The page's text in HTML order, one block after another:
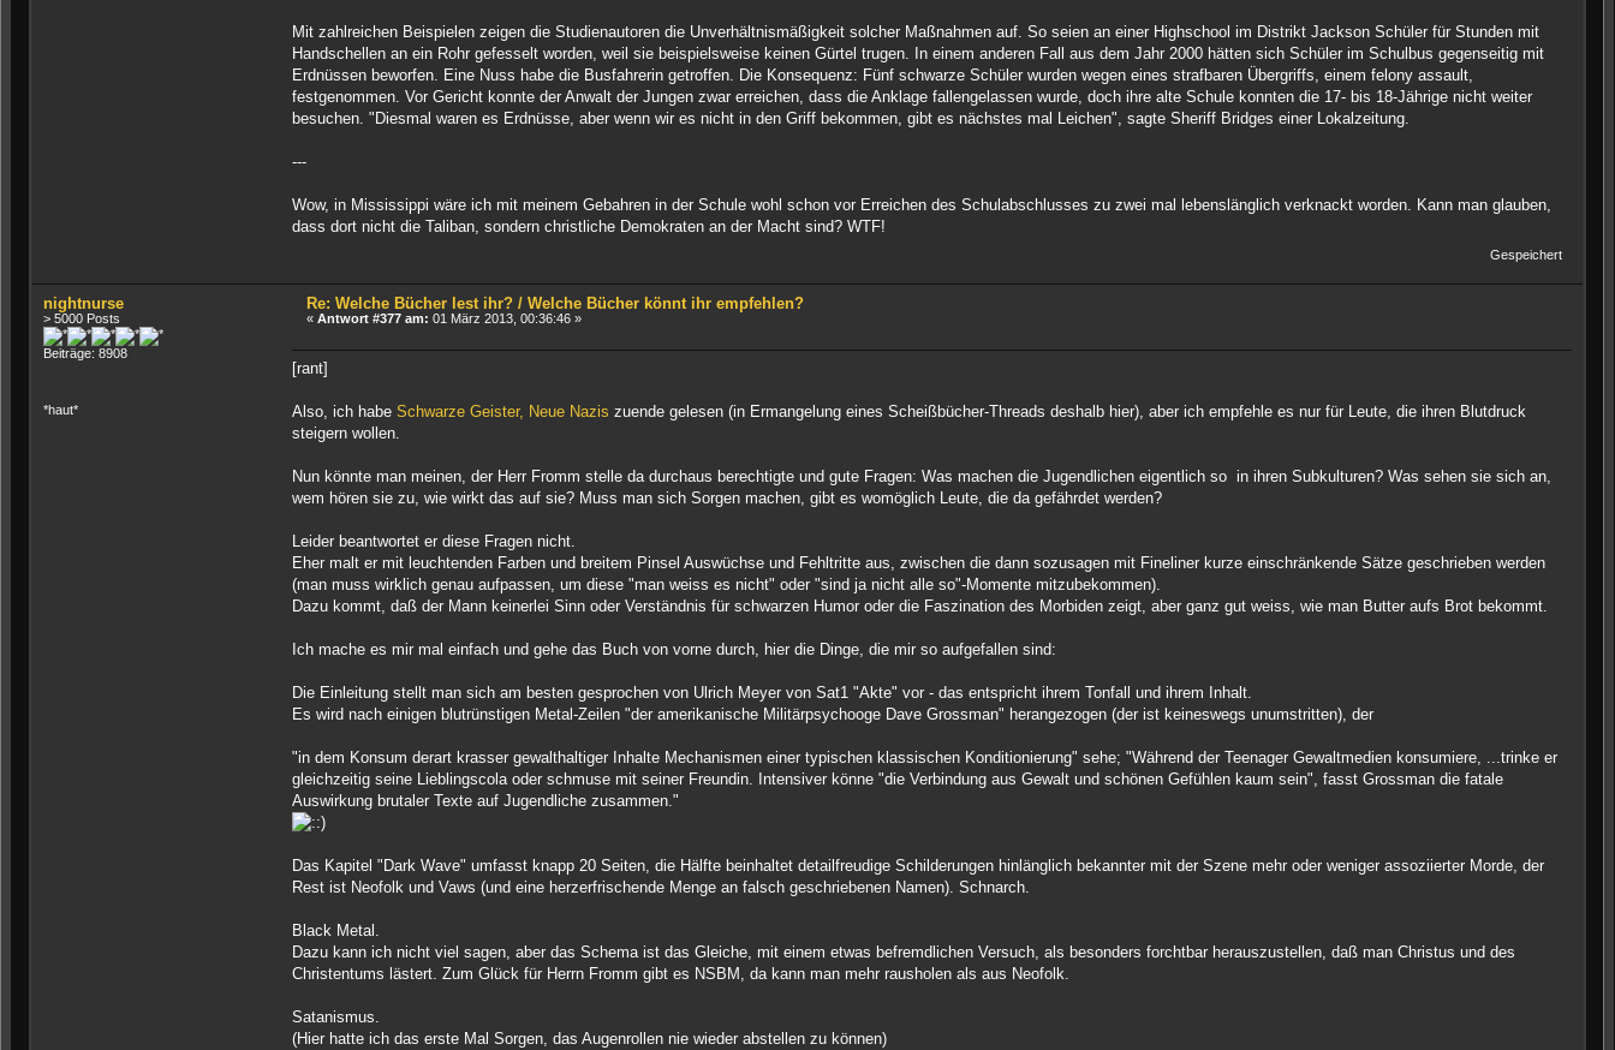
Mit zahlreichen Beispielen zeigen die Studienautoren die Unverhältnismäßigkeit solcher Maßnahmen auf. So seien an einer Highschool im Distrikt Jackson Schüler für Stunden mit
Handschellen an ein Rohr gefesselt worden, weil sie beispielsweise keinen Gürtel trugen. In einem anderen Fall aus dem Jahr 2000 hätten sich Schüler im Schulbus gegenseitig mit
Erdnüssen beworfen. Eine Nuss habe die Busfahrerin getroffen. Die Konsequenz: Fünf schwarze Schüler wurden wegen eines strafbaren Übergriffs, einem felony assault,
festgenommen. Vor Gericht konnte der Anwalt der Jungen zwar erreichen, dass die Anklage fallengelassen wurde, doch ihre alte Schule konnten die 17- bis 18-Jährige nicht weiter
besuchen. "Diesmal waren es Erdnüsse, aber wenn wir es nicht in den Griff bekommen, gibt es nächstes mal Leichen", sagte Sheriff Bridges einer Lokalzeitung.
---
Wow, in Mississippi wäre ich mit meinem Gebahren in der Schule wohl schon vor Erreichen des Schulabschlusses zu zwei mal lebenslänglich verknackt worden. Kann man glauben,
dass dort nicht die Taliban, sondern christliche Demokraten an der Macht sind? WTF!
Gespeichert
nightnurse
> 5000 Posts
Beiträge: 8908
*haut*
Re: Welche Bücher lest ihr? / Welche Bücher könnt ihr empfehlen?
«Antwort #377 am: 01 März 2013, 00:36:46 »
[rant]
Also, ich habe Schwarze Geister, Neue Nazis zuende gelesen (in Ermangelung eines Scheißbücher-Threads deshalb hier), aber ich empfehle es nur für Leute, die ihren Blutdruck
steigern wollen.
Nun könnte man meinen, der Herr Fromm stelle da durchaus berechtigte und gute Fragen: Was machen die Jugendlichen eigentlich so in ihren Subkulturen? Was sehen sie sich an,
wem hören sie zu, wie wirkt das auf sie? Muss man sich Sorgen machen, gibt es womöglich Leute, die da gefährdet werden?
Leider beantwortet er diese Fragen nicht.
Eher malt er mit leuchtenden Farben und breitem Pinsel Auswüchse und Fehltritte aus, zwischen die dann sozusagen mit Fineliner kurze einschränkende Sätze geschrieben werden
(man muss wirklich genau aufpassen, um diese "man weiss es nicht" oder "sind ja nicht alle so"-Momente mitzubekommen).
Dazu kommt, daß der Mann keinerlei Sinn oder Verständnis für schwarzen Humor oder die Faszination des Morbiden zeigt, aber ganz gut weiss, wie man Butter aufs Brot bekommt.
Ich mache es mir mal einfach und gehe das Buch von vorne durch, hier die Dinge, die mir so aufgefallen sind:
Die Einleitung stellt man sich am besten gesprochen von Ulrich Meyer von Sat1 "Akte" vor - das entspricht ihrem Tonfall und ihrem Inhalt.
Es wird nach einigen blutrünstigen Metal-Zeilen "der amerikanische Militärpsychooge Dave Grossman" herangezogen (der ist keineswegs unumstritten), der
"in dem Konsum derart krasser gewalthaltiger Inhalte Mechanismen einer typischen klassischen Konditionierung" sehe; "Während der Teenager Gewaltmedien konsumiere, ...trinke er
gleichzeitig seine Lieblingscola oder schmuse mit seiner Freundin. Intensiver könne "die Verbindung aus Gewalt und schönen Gefühlen kaum sein", fasst Grossman die fatale
Auswirkung brutaler Texte auf Jugendliche zusammen."
Das Kapitel "Dark Wave" umfasst knapp 20 Seiten, die Hälfte beinhaltet detailfreudige Schilderungen hinlänglich bekannter mit der Szene mehr oder weniger assoziierter Morde, der
Rest ist Neofolk und Vaws (und eine herzerfrischende Menge an falsch geschriebenen Namen). Schnarch.
Black Metal.
Dazu kann ich nicht viel sagen, aber das Schema ist das Gleiche, mit einem etwas befremdlichen Versuch, als besonders forchtbar herauszustellen, daß man Christus und des
Christentums lästert. Zum Glück für Herrn Fromm gibt es NSBM, da kann man mehr rausholen als aus Neofolk.
Satanismus.
(Hier hatte ich das erste Mal Sorgen, das Augenrollen nie wieder abstellen zu können)